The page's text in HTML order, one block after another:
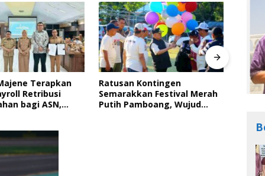
Kontingen
Festival Merah
Wujud
Tinggal Selangkah Lagi,
Jembatan Gantung Garuda
Kodim 1401/Majene Siap